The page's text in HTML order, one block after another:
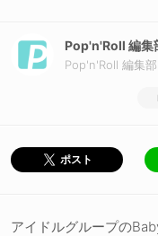
Pop'n'Roll 編集
Pop'n'Roll 編集部
ポスト
アイドルグループの